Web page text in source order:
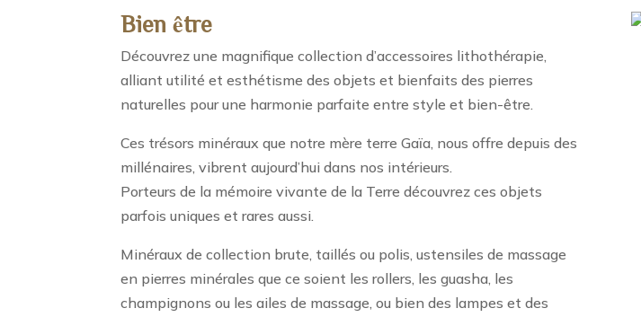
Bien être
Découvrez une magnifique collection d’accessoires lithothérapie,
alliant utilité et esthétisme des objets et bienfaits des pierres
naturelles pour une harmonie parfaite entre style et bien-être.
Ces trésors minéraux que notre mère terre Gaïa, nous offre depuis des
millénaires, vibrent aujourd’hui dans nos intérieurs.
Porteurs de la mémoire vivante de la Terre découvrez ces objets
parfois uniques et rares aussi.
Minéraux de collection brute, taillés ou polis, ustensiles de massage
en pierres minérales que ce soient les rollers, les guasha, les
champignons ou les ailes de massage, ou bien des lampes et des